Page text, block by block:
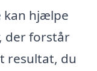
kan hjælpe
der forstår
resultat, du